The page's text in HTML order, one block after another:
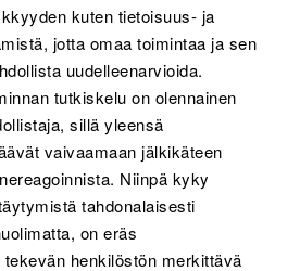
kuten tietoisuus- ja
jotta omaa toimintaa ja sen
uudelleenarvioida.
tutkiskelu on olennainen
sillä yleensä
vaivaamaan jälkikäteen
Niinpä kyky
tahdonalaisesti
on eräs
henkilöstön merkittävä